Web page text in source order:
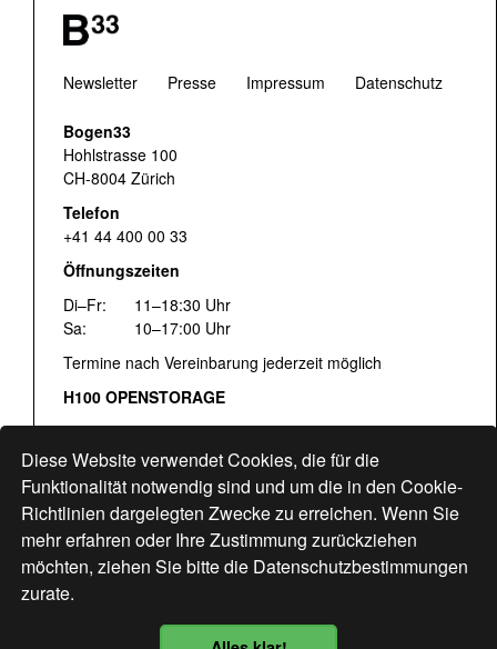
Diese Website verwendet Cookies, die für die
Funktionalität notwendig sind und um die in den Cookie-
Richtlinien dargelegten Zwecke zu erreichen. Wenn Sie
mehr erfahren oder Ihre Zustimmung zurückziehen
möchten, ziehen Sie bitte die Datenschutzbestimmungen
zurate.
Newsletter Presse Impressum Datenschutz
Bogen33
Hohlstrasse 100
CH-8004 Zürich
Telefon
+41 44 400 00 33
Öffnungszeiten
Di–Fr:
11–18:30 Uhr
Sa:
10–17:00 Uhr
Termine nach Vereinbarung jederzeit möglich
H100 OPENSTORAGE
Fr:
16:00–18:30 Uhr
Sa: 12:00–17:00 Uhr
Hohlstrasse 122
www.bogen33.ch